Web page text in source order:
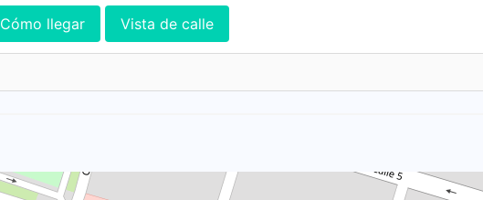
Cómo llegar Vista de calle